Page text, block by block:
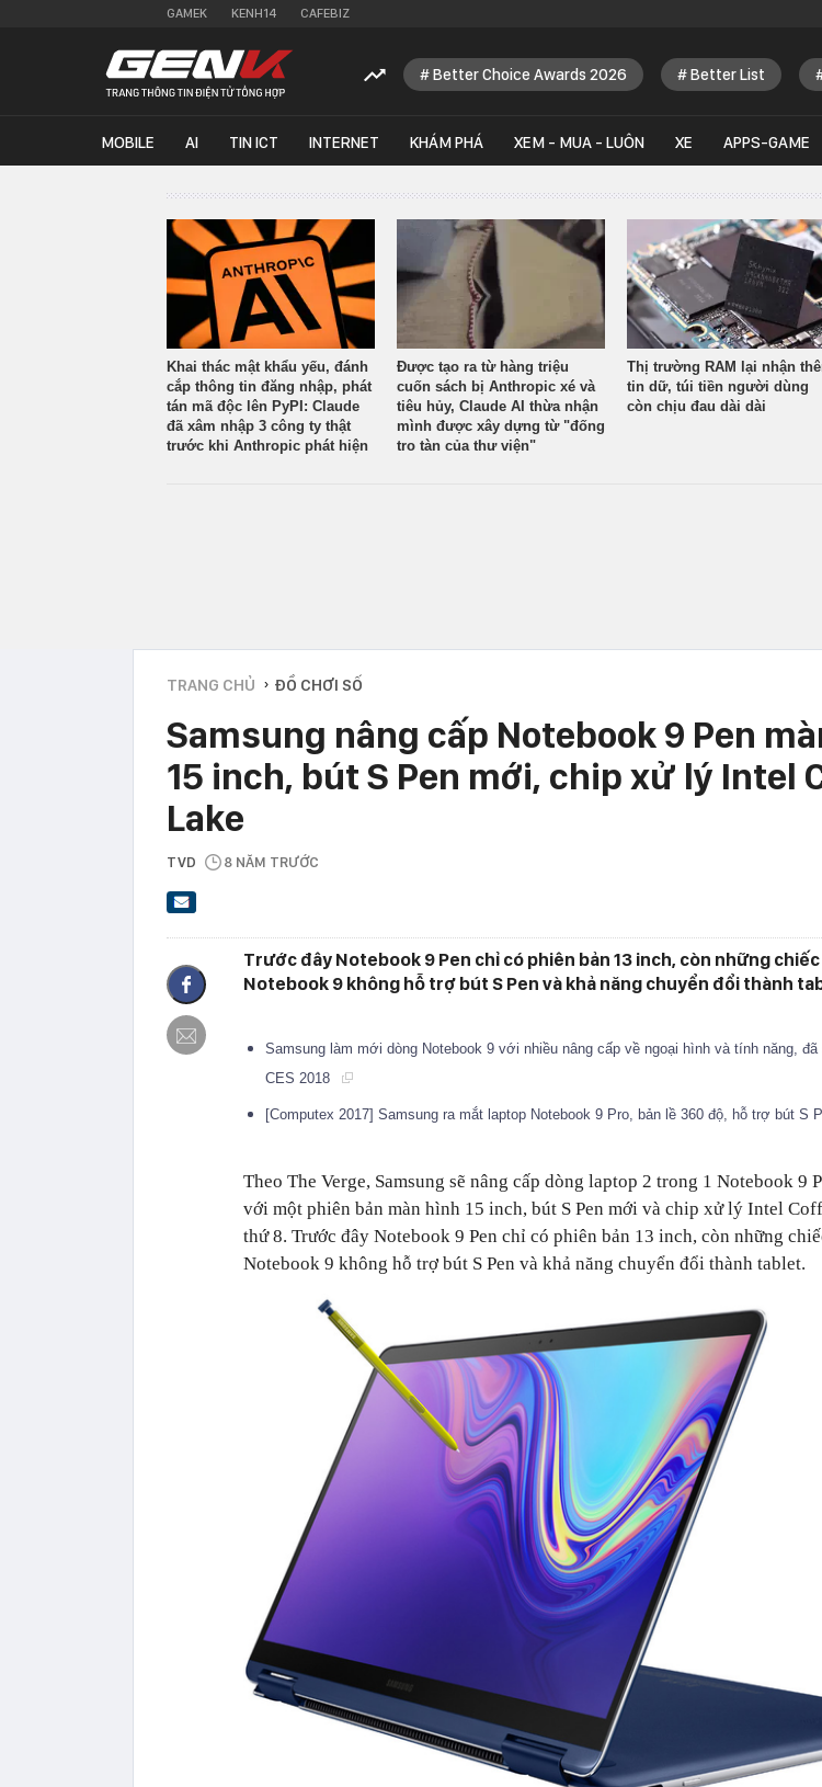
GAMEK KENH14 CAFEBIZ
Better Choice Awards 2026 Better List
MOBILE AI TIN ICT INTERNET KHÁM PHÁ XEM - MUA - LUÔN XE APPS-GAME
Khai thác mật khẩu yếu, đánh
cắp thông tin đăng nhập, phát
tán mã độc lên PyPI: Claude
đã xâm nhập 3 công ty thật
trước khi Anthropic phát hiện
Được tạo ra từ hàng triệu
cuốn sách bị Anthropic xé và
tiêu hủy, Claude AI thừa nhận
mình được xây dựng từ "đống
tro tàn của thư viện"
Thị trường RAM lại nhận
tin dữ, túi tiền người dùng
còn chịu đau dài dài
TRANG CHỦ › ĐỒ CHƠI SỐ
Samsung nâng cấp Notebook 9 Pen
15 inch, bút S Pen mới, chip xử lý Intel
Lake
TVD 8 NĂM TRƯỚC
Trước đây Notebook 9 Pen chỉ có phiên bản 13 inch, còn những
Notebook 9 không hỗ trợ bút S Pen và khả năng chuyển đổi thành
Samsung làm mới dòng Notebook 9 với nhiều nâng cấp về ngoại hình và tính năng,
CES 2018
[Computex 2017] Samsung ra mắt laptop Notebook 9 Pro, bản lề 360 độ, hỗ trợ bút S
Theo The Verge, Samsung sẽ nâng cấp dòng laptop 2 trong 1 Notebook 9
với một phiên bản màn hình 15 inch, bút S Pen mới và chip xử lý Intel
thứ 8. Trước đây Notebook 9 Pen chỉ có phiên bản 13 inch, còn những
Notebook 9 không hỗ trợ bút S Pen và khả năng chuyển đổi thành tablet.